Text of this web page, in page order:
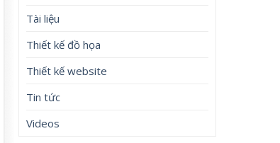
Tài liệu
Thiết kế đồ họa
Thiết kế website
Tin tức
Videos